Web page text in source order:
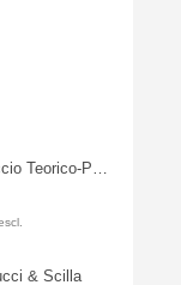
& Scilla